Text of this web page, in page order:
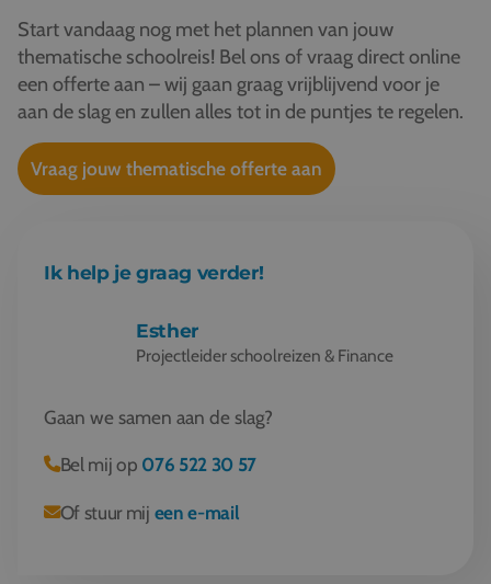
Start vandaag nog met het plannen van jouw
thematische schoolreis! Bel ons of vraag direct online
een offerte aan – wij gaan graag vrijblijvend voor je
aan de slag en zullen alles tot in de puntjes te regelen.
Vraag jouw thematische offerte aan
Ik help je graag verder!
Esther
Projectleider schoolreizen & Finance
Gaan we samen aan de slag?
Bel mij op 076 522 30 57
Of stuur mij een e-mail